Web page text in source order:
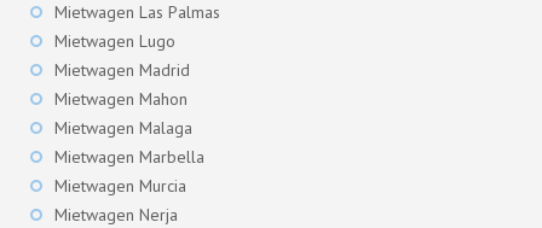
Mietwagen Las Palmas
Mietwagen Lugo
Mietwagen Madrid
Mietwagen Mahon
Mietwagen Malaga
Mietwagen Marbella
Mietwagen Murcia
Mietwagen Nerja